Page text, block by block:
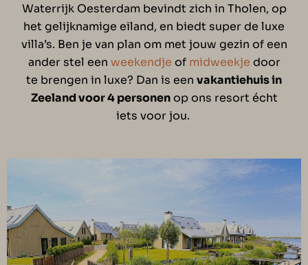
Waterrijk Oesterdam bevindt zich in Tholen, op
het gelijknamige eiland, en biedt super de luxe
villa’s. Ben je van plan om met jouw gezin of een
ander stel een weekendje of midweekje door
te brengen in luxe? Dan is een vakantiehuis in
Zeeland voor 4 personenop ons resort écht
iets voor jou.